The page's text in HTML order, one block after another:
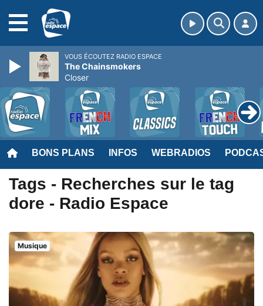
BONS PLANS INFOS WEBRADIOS
Tags - Recherches sur le tag
dore - Radio Espace
Musique
VOUS ÉCOUTEZ RADIO ESPACE
The Chainsmokers
Closer